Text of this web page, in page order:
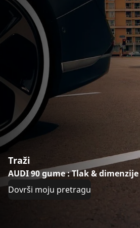
Traži
AUDI 90 gume : Tlak &
Dovrši moju pretragu